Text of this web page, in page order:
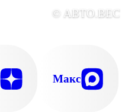
©
Макс